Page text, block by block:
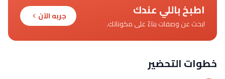
اطبخ باللي عندك
ابحث عن وصفات بناءً على مكوناتك.
جربه الآن
خطوات التحضير